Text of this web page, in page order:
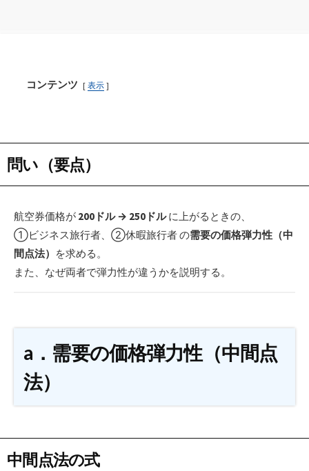
コンテンツ 表示
問い（要点）
航空券価格が 200ドル → 250ドルに上がるときの、
①ビジネス旅行者、②休暇旅行者 の需要の価格弾力性（中
間点法） を求める。
また、なぜ両者で弾力性が違うかを説明する。
a．需要の価格弾力性（中間点
法）
中間点法の式